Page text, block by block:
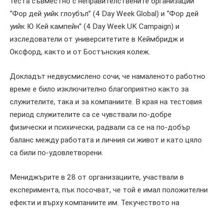
“Фор дей уийк глоубъл” (4 Day Week Global) и “Фор дей
уийк Ю Кей кампейн” (4 Day Week UK Campaign) и
изследователи от университетите в Кеймбридж и
Оксфорд, както и от Бостънския колеж.
Докладът недвусмислено сочи, че намаленото работно
време е било изключително благоприятно както за
служителите, така и за компаниите. В края на тестовия
период служителите са се чувствали по-добре
физически и психически, радвали са се на по-добър
баланс между работата и личния си живот и като цяло
са били по-удовлетворени.
Мениджърите в 28 от организациите, участвали в
експеримента, пък посочват, че той е имал положителни
ефекти и върху компаниите им. Текучеството на